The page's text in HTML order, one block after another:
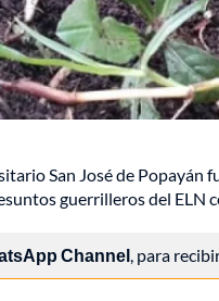
San José de Popayán
guerrilleros del ELN
Channel, para